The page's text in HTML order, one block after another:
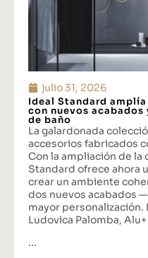
julio 31, 2026
Ideal Standard
con nuevos
de baño
La galardonada
accesorios fabricados
Con la ampliación de la
Standard ofrece ahora
crear un ambiente
dos nuevos acabados
mayor personalización.
Ludovica Palomba,
...